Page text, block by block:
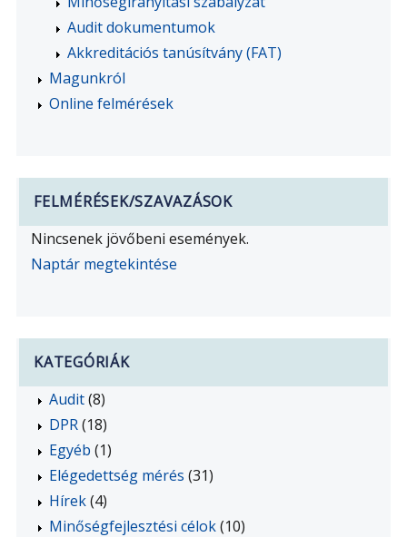
Audit dokumentumok
Akkreditációs tanúsítvány (FAT)
Magunkról
Online felmérések
FELMÉRÉSEK/SZAVAZÁSOK
Nincsenek jövőbeni események.
Naptár megtekintése
KATEGÓRIÁK
Audit(8)
DPR(18)
Egyéb (1)
Elégedettség mérés (31)
Hírek(4)
Minőségfejlesztési célok(10)